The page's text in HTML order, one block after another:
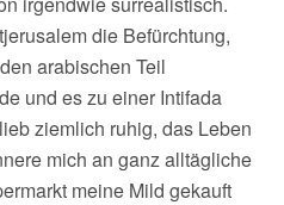
die Befürchtung,
arabischen Teil
und es zu einer Intifada
ziemlich ruhig, das Leben
mich an ganz alltägliche
meine Mild gekauft